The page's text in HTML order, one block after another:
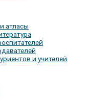
атласы
и учителей